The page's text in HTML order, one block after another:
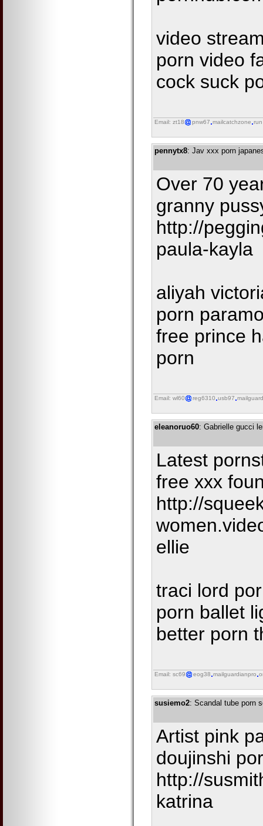
video
porn video
cock suck
Email: zt18 pnw67 mailcatchzone run
pennytx8: Jav xxx porn
Over 70
granny
http://
paula-kayla
aliyah
porn
free prince
porn
Email: wl60 reg6310 usb97
eleanoruo60: Gabrielle gucci
Latest
free xxx
http://
ellie
traci lord
porn ballet
better porn
Email: sc69 eog38 mailguardianpro
susiemo2: Scandal tube porn
Artist pink
doujinshi
http://
katrina